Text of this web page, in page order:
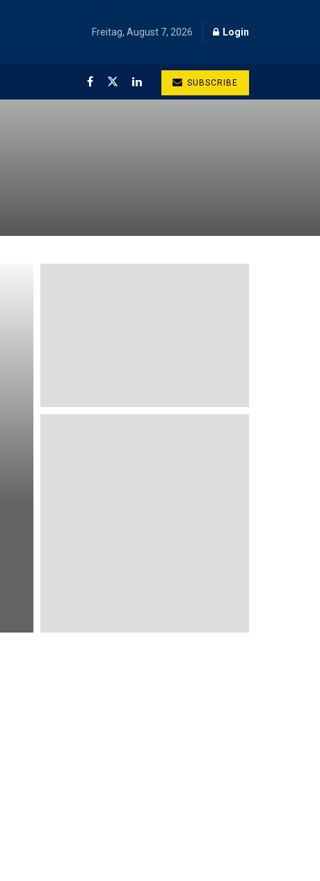
Freitag, August 7, 2026 Login
SUBSCRIBE